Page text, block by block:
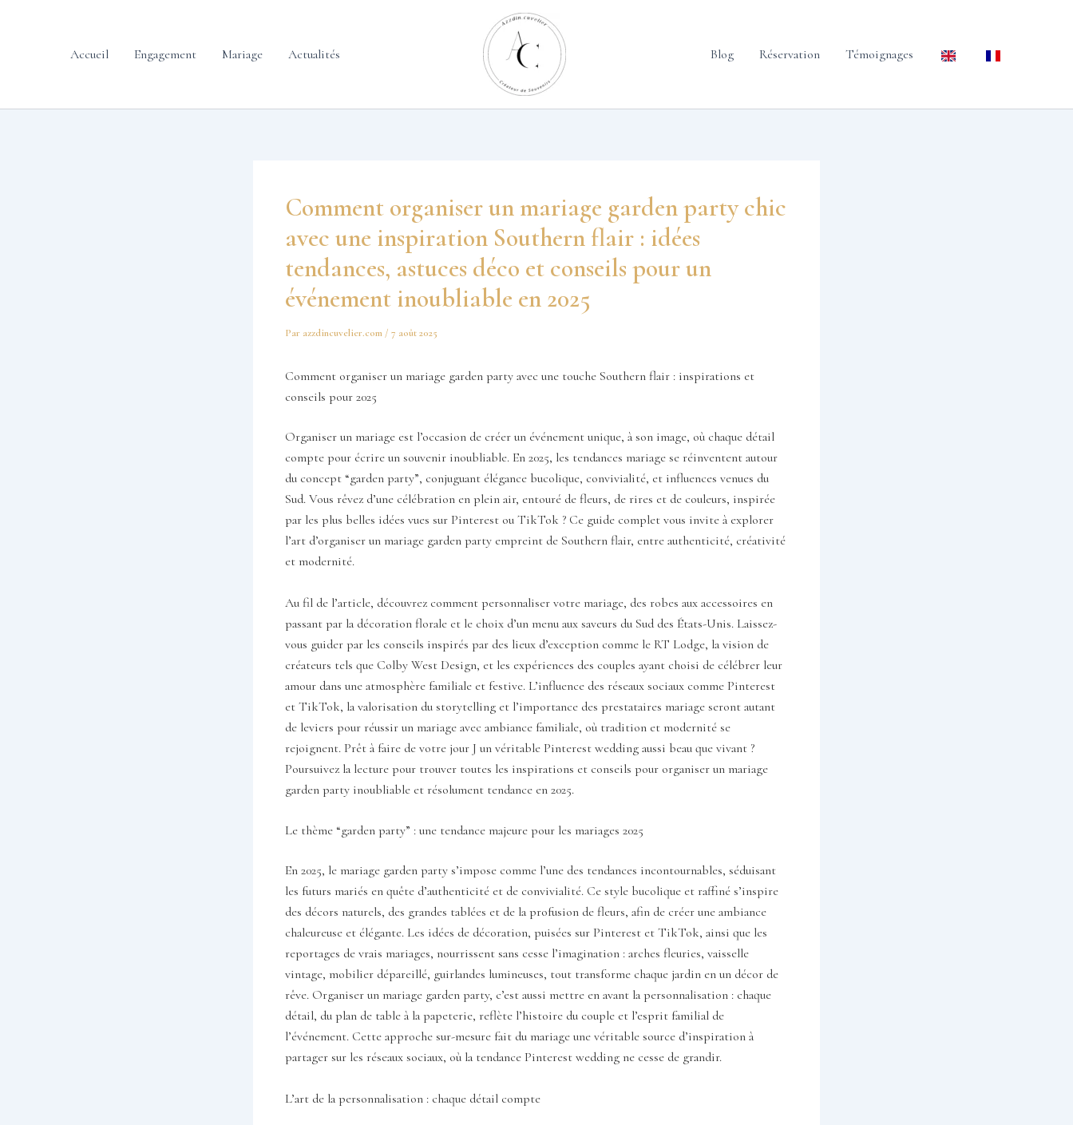
Accueil Engagement Mariage Actualités Blog Réservation Témoignages
Comment organiser un mariage garden party chic
avec une inspiration Southern flair : idées
tendances, astuces déco et conseils pour un
événement inoubliable en 2025
Par azzdincuvelier.com / 7 août 2025
Comment organiser un mariage garden party avec une touche Southern flair : inspirations et
conseils pour 2025
Organiser un mariage est l’occasion de créer un événement unique, à son image, où chaque détail
compte pour écrire un souvenir inoubliable. En 2025, les tendances mariage se réinventent autour
du concept “garden party”, conjuguant élégance bucolique, convivialité, et influences venues du
Sud. Vous rêvez d’une célébration en plein air, entouré de fleurs, de rires et de couleurs, inspirée
par les plus belles idées vues sur Pinterest ou TikTok ? Ce guide complet vous invite à explorer
l’art d’organiser un mariage garden party empreint de Southern flair, entre authenticité, créativité
et modernité.
Au fil de l’article, découvrez comment personnaliser votre mariage, des robes aux accessoires en
passant par la décoration florale et le choix d’un menu aux saveurs du Sud des États-Unis. Laissez-
vous guider par les conseils inspirés par des lieux d’exception comme le RT Lodge, la vision de
créateurs tels que Colby West Design, et les expériences des couples ayant choisi de célébrer leur
amour dans une atmosphère familiale et festive. L’influence des réseaux sociaux comme Pinterest
et TikTok, la valorisation du storytelling et l’importance des prestataires mariage seront autant
de leviers pour réussir un mariage avec ambiance familiale, où tradition et modernité se
rejoignent. Prêt à faire de votre jour J un véritable Pinterest wedding aussi beau que vivant ?
Poursuivez la lecture pour trouver toutes les inspirations et conseils pour organiser un mariage
garden party inoubliable et résolument tendance en 2025.
Le thème “garden party” : une tendance majeure pour les mariages 2025
En 2025, le mariage garden party s’impose comme l’une des tendances incontournables, séduisant
les futurs mariés en quête d’authenticité et de convivialité. Ce style bucolique et raffiné s’inspire
des décors naturels, des grandes tablées et de la profusion de fleurs, afin de créer une ambiance
chaleureuse et élégante. Les idées de décoration, puisées sur Pinterest et TikTok, ainsi que les
reportages de vrais mariages, nourrissent sans cesse l’imagination : arches fleuries, vaisselle
vintage, mobilier dépareillé, guirlandes lumineuses, tout transforme chaque jardin en un décor de
rêve. Organiser un mariage garden party, c’est aussi mettre en avant la personnalisation : chaque
détail, du plan de table à la papeterie, reflète l’histoire du couple et l’esprit familial de
l’événement. Cette approche sur-mesure fait du mariage une véritable source d’inspiration à
partager sur les réseaux sociaux, où la tendance Pinterest wedding ne cesse de grandir.
L’art de la personnalisation : chaque détail compte